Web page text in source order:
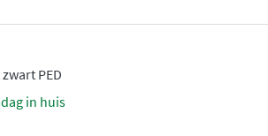
werking en een
PED
in huis